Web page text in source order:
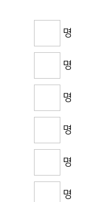
명
명
명
명
명
명